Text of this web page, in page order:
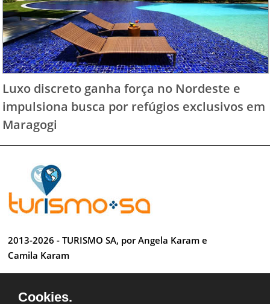
Luxo discreto ganha força no Nordeste e
impulsiona busca por refúgios exclusivos em
Maragogi
2013-2026 - TURISMO SA, por Angela Karam e
Camila Karam
Cookies.